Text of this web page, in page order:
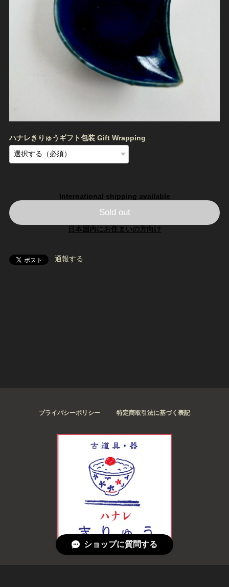
ハナレきりゅうギフト包装 Gift Wrapping
International shipping available
Sold out
日本国内にお住まいの方向け
通報する
プライバシーポリシー 特定商取引法に基づく表記
ショップに質問する